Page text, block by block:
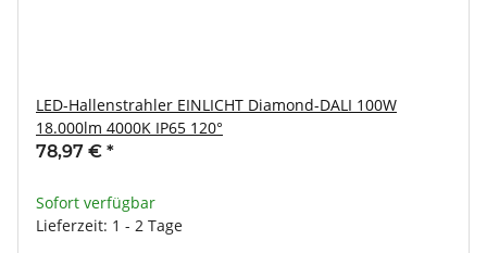
LED-Hallenstrahler EINLICHT Diamond-DALI 100W
18.000lm 4000K IP65 120°
78,97 € *
Sofort verfügbar
Lieferzeit: 1 - 2 Tage